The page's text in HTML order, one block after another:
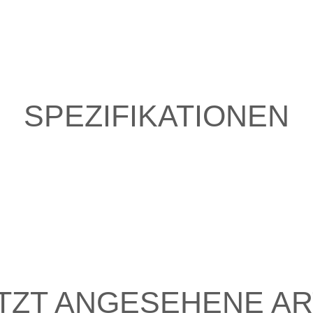
SPEZIFIKATIONEN
ANGESEHENE